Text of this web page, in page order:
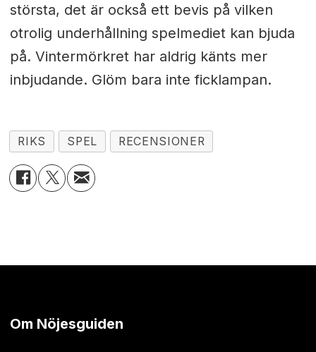
största, det är också ett bevis på vilken
otrolig underhållning spelmediet kan bjuda
på. Vintermörkret har aldrig känts mer
inbjudande. Glöm bara inte ficklampan.
RIKS SPEL RECENSIONER
Om Nöjesguiden